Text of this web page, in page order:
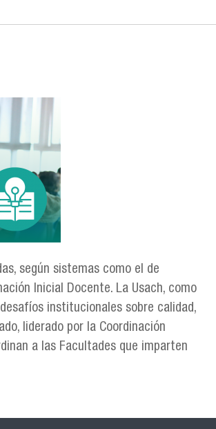
según sistemas como el de
Inicial Docente. La Usach, como
institucionales sobre calidad,
liderado por la Coordinación
a las Facultades que imparten